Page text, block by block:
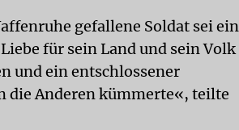
gefallene Soldat sei ein
für sein Land und sein Volk
und ein entschlossener
die Anderen kümmerte«, teilte